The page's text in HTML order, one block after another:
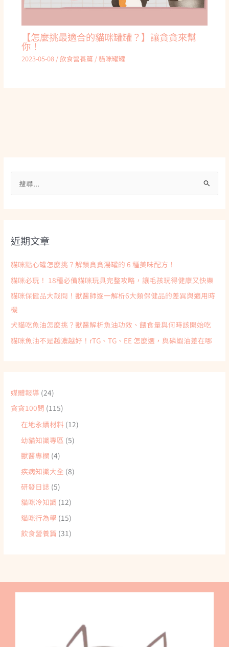
尋
字
近期文章
貓咪點心罐怎麼挑？解鎖貪貪湯罐的 6 種美味配方！
貓咪必玩！ 18種必備貓咪玩具完整攻略，讓毛孩玩得健康又快樂
貓咪保健品大哉問！獸醫師逐一解析6大類保健品的差異與適用時
機
犬貓吃魚油怎麼挑？獸醫解析魚油功效、餵食量與何時該開始吃
貓咪魚油不是越濃越好！rTG、TG、EE 怎麼選，與磷蝦油差在哪
媒體報導 (24)
貪貪100問 (115)
在地永續材料 (12)
幼貓知識專區 (5)
獸醫專欄 (4)
疾病知識大全 (8)
研發日誌 (5)
貓咪冷知識 (12)
貓咪行為學 (15)
飲食營養篇 (31)
【怎麼挑最適合的貓咪罐罐？】讓貪貪來幫
你！
2023-05-08 /飲食營養篇 / 貓咪罐罐